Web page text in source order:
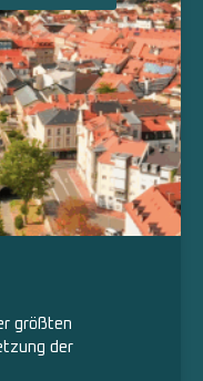
größten
der